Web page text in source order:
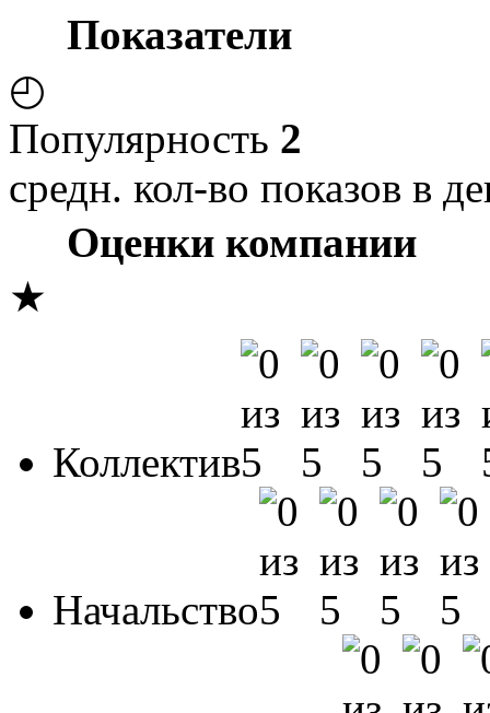
Показатели
◴
Популярность 2
средн. кол-во показов в
Оценки компании
★
Коллектив
Начальство